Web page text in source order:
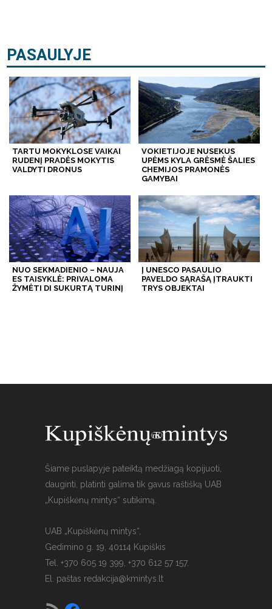
PASAULYJE
TARTU MOKYKLOSE VAIKAI
RUDENĮ PRADĖS MOKYTIS
VALDYTI DRONUS
VOKIETIJOJE NUSEKUS
UPĖMS KYLA GRĖSMĖ ŠALIES
CHEMIJOS PRAMONĖS
GAMYBAI
NUO SEKMADIENIO – NAUJA
ES TAISYKLĖ: PRIVALOMA
ŽYMĖTI DI SUKURTĄ TURINĮ
Į UNESCO PASAULIO
PAVELDO SĄRAŠĄ ĮTRAUKTI
TRYS OBJEKTAI
Šiame puslapyje pateiktą medžiagą kopijuoti,
dauginti, platinti galima tik gavus raštišką UAB
„Kupiškėnų mintys“ sutikimą.
UAB „Kupiškėnų mintys“,
Gedimino g. 19, 40114 Kupiškis
Tel. +370 605 19 399, +370 612 57 157.
El. paštas redakcija@kmintys.lt